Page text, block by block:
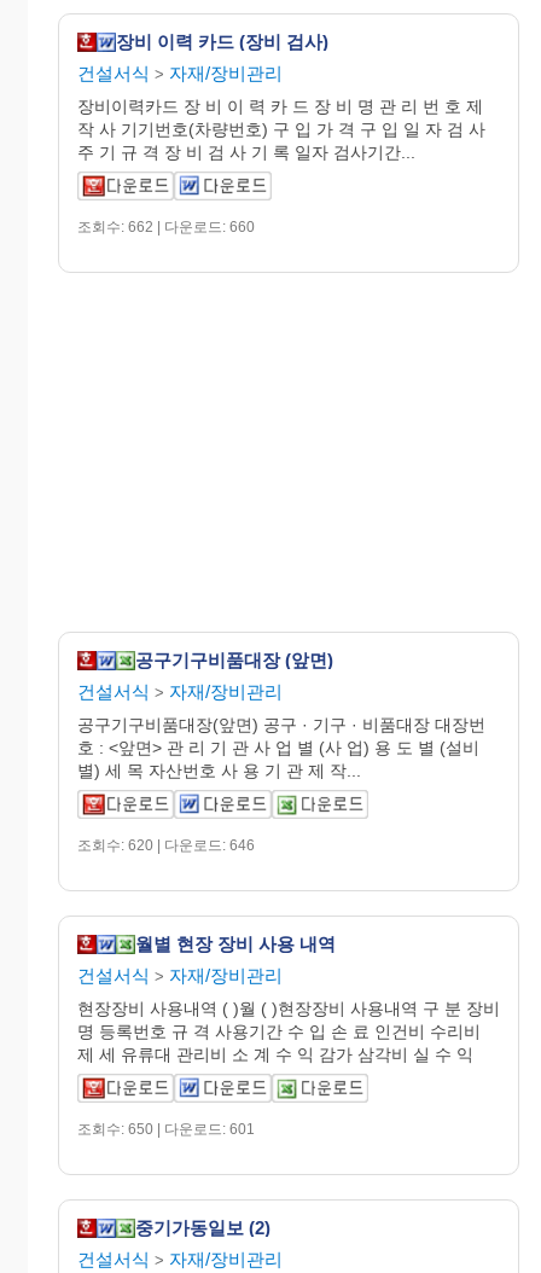
장비 이력 카드 (장비 검사)
건설서식 > 자재/장비관리
장비이력카드 장 비 이 력 카 드 장 비 명 관 리 번 호 제
작 사 기기번호(차량번호) 구 입 가 격 구 입 일 자 검 사
주 기 규 격 장 비 검 사 기 록 일자 검사기간...
조회수: 662 | 다운로드: 660
공구기구비품대장 (앞면)
건설서식 > 자재/장비관리
공구기구비품대장(앞면) 공구 · 기구 · 비품대장 대장번
호 : <앞면> 관 리 기 관 사 업 별 (사 업) 용 도 별 (설비
별) 세 목 자산번호 사 용 기 관 제 작...
조회수: 620 | 다운로드: 646
월별 현장 장비 사용 내역
건설서식 > 자재/장비관리
현장장비 사용내역 ( )월 ( )현장장비 사용내역 구 분 장비
명 등록번호 규 격 사용기간 수 입 손 료 인건비 수리비
제 세 유류대 관리비 소 계 수 익 감가 삼각비 실 수 익
조회수: 650 | 다운로드: 601
중기가동일보 (2)
건설서식 > 자재/장비관리